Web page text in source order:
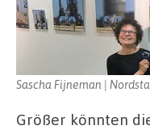
Sascha Fijneman |
Größer könnten